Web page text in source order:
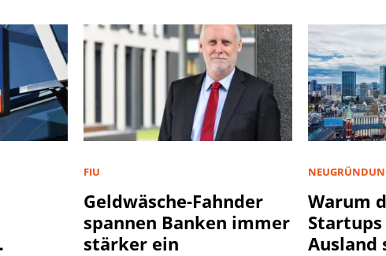
FIU
Geldwäsche-Fahnder
spannen Banken immer
stärker ein
Warum
Ausland